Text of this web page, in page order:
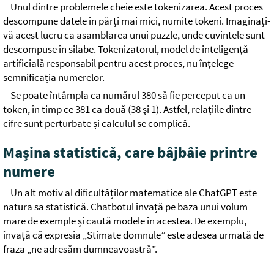
Unul dintre problemele cheie este tokenizarea. Acest proces
descompune datele în părți mai mici, numite tokeni. Imaginați-
vă acest lucru ca asamblarea unui puzzle, unde cuvintele sunt
descompuse în silabe. Tokenizatorul, model de inteligență
artificială responsabil pentru acest proces, nu înțelege
semnificația numerelor.
Se poate întâmpla ca numărul 380 să fie perceput ca un
token, în timp ce 381 ca două (38 și 1). Astfel, relațiile dintre
cifre sunt perturbate și calculul se complică.
Mașina statistică, care bâjbâie printre
numere
Un alt motiv al dificultăților matematice ale ChatGPT este
natura sa statistică. Chatbotul învață pe baza unui volum
mare de exemple și caută modele în acestea. De exemplu,
învață că expresia „Stimate domnule” este adesea urmată de
fraza „ne adresăm dumneavoastră”.